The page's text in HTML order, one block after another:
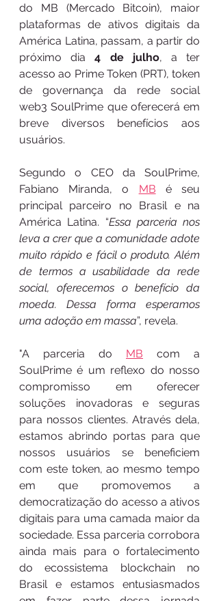
do MB (Mercado Bitcoin), maior
plataformas de ativos digitais da
América Latina, passam, a partir do
próximo dia 4 de julho, a ter
acesso ao Prime Token (PRT), token
de governança da rede social
web3 SoulPrime que oferecerá em
breve diversos benefícios aos
usuários.
Segundo o CEO da SoulPrime,
Fabiano Miranda, o MB é seu
principal parceiro no Brasil e na
América Latina. “Essa parceria nos
leva a crer que a comunidade adote
muito rápido e fácil o produto. Além
de termos a usabilidade da rede
social, oferecemos o benefício da
moeda. Dessa forma esperamos
uma adoção em massa”, revela.
"A parceria do MB com a
SoulPrime é um reflexo do nosso
compromisso em oferecer
soluções inovadoras e seguras
para nossos clientes. Através dela,
estamos abrindo portas para que
nossos usuários se beneficiem
com este token, ao mesmo tempo
em que promovemos a
democratização do acesso a ativos
digitais para uma camada maior da
sociedade. Essa parceria corrobora
ainda mais para o fortalecimento
do ecossistema blockchain no
Brasil e estamos entusiasmados